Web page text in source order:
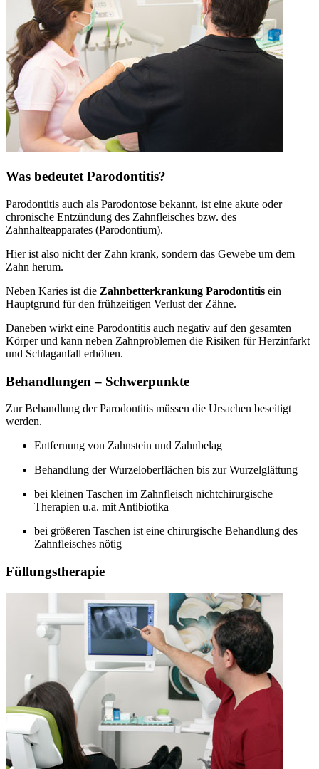
Was bedeutet Parodontitis?
Parodontitis auch als Parodontose bekannt, ist eine akute oder
chronische Entzündung des Zahnfleisches bzw. des
Zahnhalteapparates (Parodontium).
Hier ist also nicht der Zahn krank, sondern das Gewebe um dem
Zahn herum.
Neben Karies ist die Zahnbetterkrankung Parodontitis ein
Hauptgrund für den frühzeitigen Verlust der Zähne.
Daneben wirkt eine Parodontitis auch negativ auf den gesamten
Körper und kann neben Zahnproblemen die Risiken für Herzinfarkt
und Schlaganfall erhöhen.
Behandlungen – Schwerpunkte
Zur Behandlung der Parodontitis müssen die Ursachen beseitigt
werden.
Entfernung von Zahnstein und Zahnbelag
Behandlung der Wurzeloberflächen bis zur Wurzelglättung
bei kleinen Taschen im Zahnfleisch nichtchirurgische
Therapien u.a. mit Antibiotika
bei größeren Taschen ist eine chirurgische Behandlung des
Zahnfleisches nötig
Füllungstherapie